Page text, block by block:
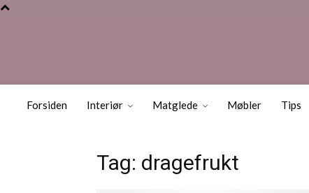
Forsiden Interiør Matglede Møbler Tips
Tag: dragefrukt